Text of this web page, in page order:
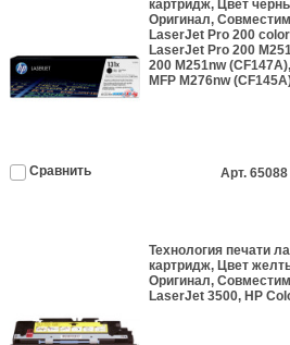
картридж, Цвет
Оригинал,
LaserJet Pro 200
LaserJet Pro 200
200 M251nw
MFP M276nw
Сравнить Арт. 65088
Технология печати
картридж, Цвет
Оригинал,
LaserJet 3500, HP